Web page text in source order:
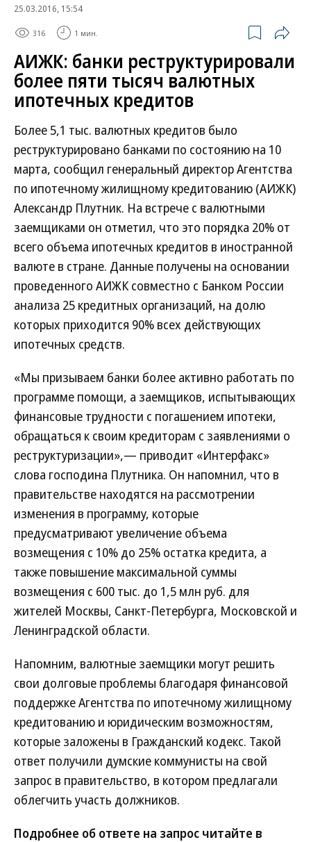
25.03.2016, 15:54
316 1 мин.
АИЖК: банки реструктурировали
более пяти тысяч валютных
ипотечных кредитов
Более 5,1 тыс. валютных кредитов было
реструктурировано банками по состоянию на 10
марта, сообщил генеральный директор Агентства
по ипотечному жилищному кредитованию (АИЖК)
Александр Плутник. На встрече с валютными
заемщиками он отметил, что это порядка 20% от
всего объема ипотечных кредитов в иностранной
валюте в стране. Данные получены на основании
проведенного АИЖК совместно с Банком России
анализа 25 кредитных организаций, на долю
которых приходится 90% всех действующих
ипотечных средств.
«Мы призываем банки более активно работать по
программе помощи, а заемщиков, испытывающих
финансовые трудности с погашением ипотеки,
обращаться к своим кредиторам с заявлениями о
реструктуризации»,— приводит «Интерфакс»
слова господина Плутника. Он напомнил, что в
правительстве находятся на рассмотрении
изменения в программу, которые
предусматривают увеличение объема
возмещения с 10% до 25% остатка кредита, а
также повышение максимальной суммы
возмещения с 600 тыс. до 1,5 млн руб. для
жителей Москвы, Санкт-Петербурга, Московской и
Ленинградской области.
Напомним, валютные заемщики могут решить
свои долговые проблемы благодаря финансовой
поддержке Агентства по ипотечному жилищному
кредитованию и юридическим возможностям,
которые заложены в Гражданский кодекс. Такой
ответ получили думские коммунисты на свой
запрос в правительство, в котором предлагали
облегчить участь должников.
Подробнее об ответе на запрос читайте в